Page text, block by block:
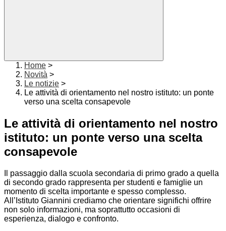
Home >
Novità >
Le notizie >
Le attività di orientamento nel nostro istituto: un ponte
verso una scelta consapevole
Le attività di orientamento nel nostro
istituto: un ponte verso una scelta
consapevole
Il passaggio dalla scuola secondaria di primo grado a quella
di secondo grado rappresenta per studenti e famiglie un
momento di scelta importante e spesso complesso.
All’Istituto Giannini crediamo che orientare significhi offrire
non solo informazioni, ma soprattutto occasioni di
esperienza, dialogo e confronto.